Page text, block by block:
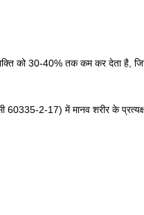
शक्ति को 30-40% तक कम कर देता है,
60335-2-17) में मानव शरीर के